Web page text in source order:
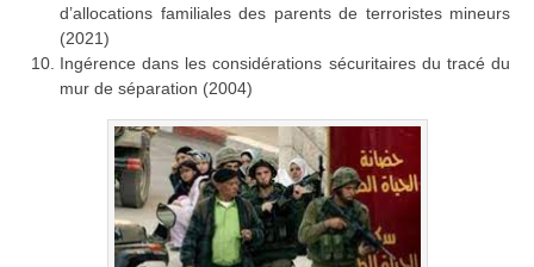
d’allocations familiales des parents de terroristes mineurs
(2021)
Ingérence dans les considérations sécuritaires du tracé du
mur de séparation (2004)